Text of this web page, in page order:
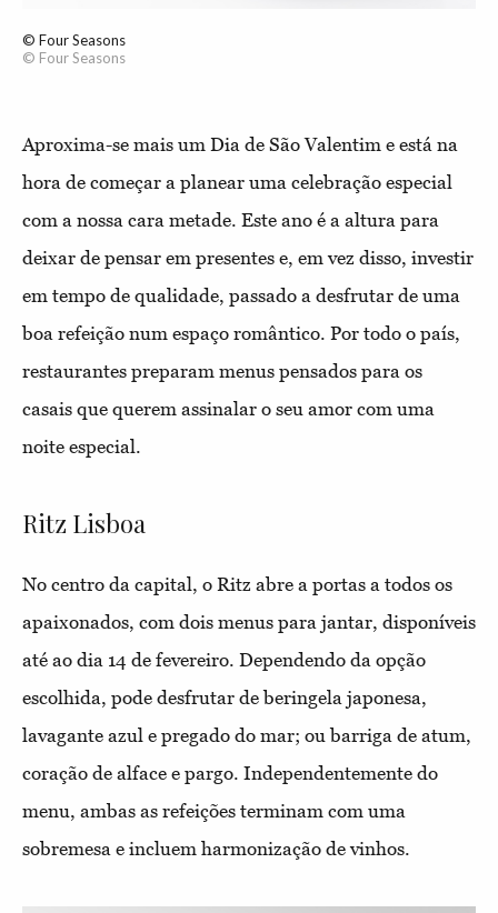
© Four Seasons
© Four Seasons
Aproxima-se mais um Dia de São Valentim e está na
hora de começar a planear uma celebração especial
com a nossa cara metade. Este ano é a altura para
deixar de pensar em presentes e, em vez disso, investir
em tempo de qualidade, passado a desfrutar de uma
boa refeição num espaço romântico. Por todo o país,
restaurantes preparam menus pensados para os
casais que querem assinalar o seu amor com uma
noite especial.
Ritz Lisboa
No centro da capital, o Ritz abre a portas a todos os
apaixonados, com dois menus para jantar, disponíveis
até ao dia 14 de fevereiro. Dependendo da opção
escolhida, pode desfrutar de beringela japonesa,
lavagante azul e pregado do mar; ou barriga de atum,
coração de alface e pargo. Independentemente do
menu, ambas as refeições terminam com uma
sobremesa e incluem harmonização de vinhos.